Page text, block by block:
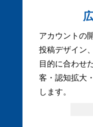
アカウントの
投稿デザイン
目的に合わせ
客・認知拡大
します。